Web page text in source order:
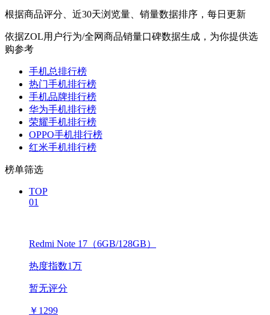
根据商品评分、近30天浏览量、销量数据排序，每日更新
依据ZOL用户行为/全网商品销量口碑数据生成，为你提供选
购参考
手机总排行榜
热门手机排行榜
手机品牌排行榜
华为手机排行榜
荣耀手机排行榜
OPPO手机排行榜
红米手机排行榜
榜单筛选
TOP
01
Redmi Note 17（6GB/128GB）
热度指数1万
暂无评分
￥ 1299